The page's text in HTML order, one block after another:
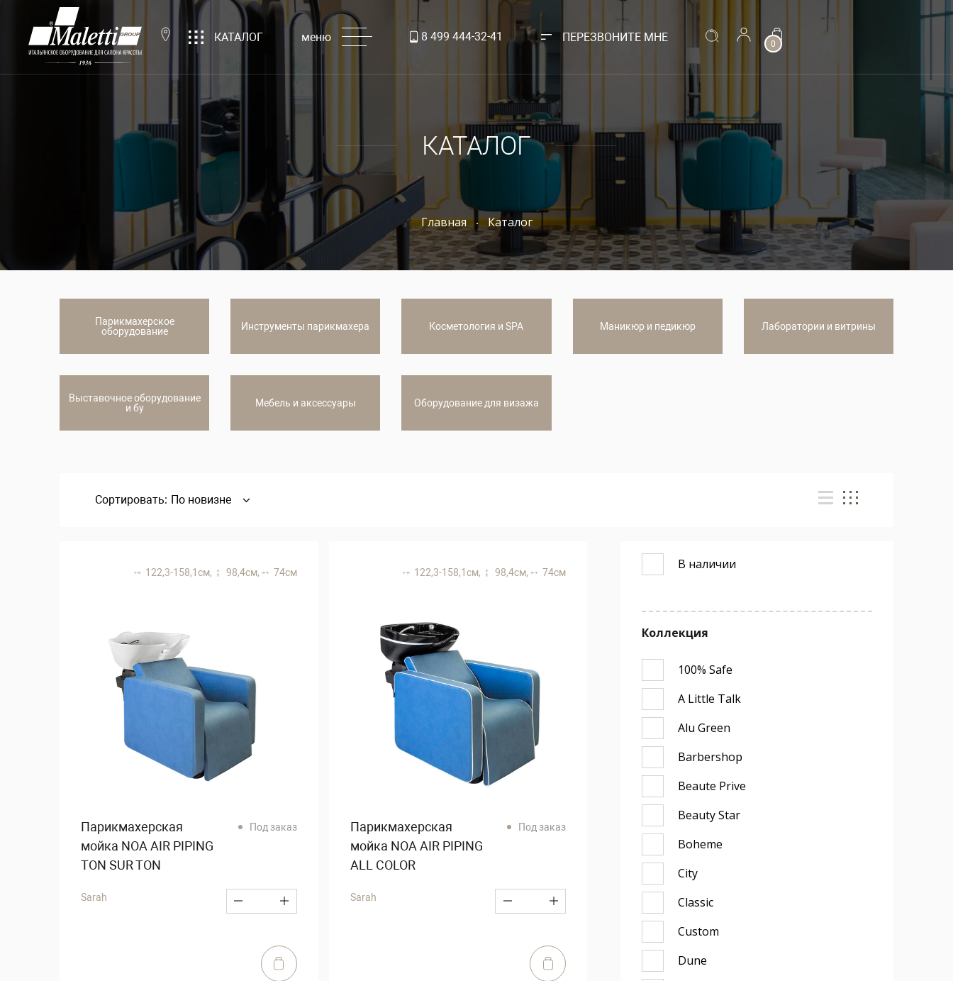
КАТАЛОГ меню 8 499 444-32-41 ПЕРЕЗВОНИТЕ МНЕ 0
КАТАЛОГ
Главная Каталог
Парикмахерское
оборудование
Инструменты парикмахера Косметология и SPA Маникюр и педикюр Лаборатории и витрины
Выставочное оборудование
и бу
Мебель и аксессуары Оборудование для визажа
Сортировать: По новизне
122,3-158,1 см, 98,4 см, 74 см
Парикмахерская
мойка NOA AIR PIPING
TON SUR TON
Под заказ
Sarah
122,3-158,1 см, 98,4 см, 74 см
Парикмахерская
мойка NOA AIR PIPING
ALL COLOR
Под заказ
Sarah
В наличии
Коллекция
100% Safe
A Little Talk
Alu Green
Barbershop
Beaute Prive
Beauty Star
Boheme
City
Classic
Custom
Dune